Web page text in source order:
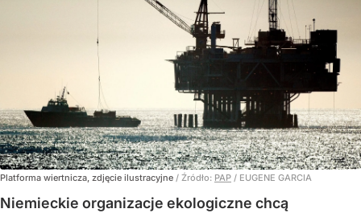
Platforma wiertnicza, zdjęcie ilustracyjne / Źródło: PAP / EUGENE GARCIA
Niemieckie organizacje ekologiczne chcą